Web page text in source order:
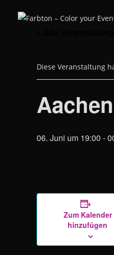
Inhalt
Diese Veranstaltung
06. Juni um 19:00 -
Zum Kalender
hinzufügen